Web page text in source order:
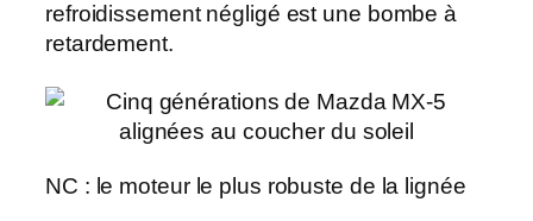
refroidissement négligé est une bombe à
retardement.
NC : le moteur le plus robuste de la lignée